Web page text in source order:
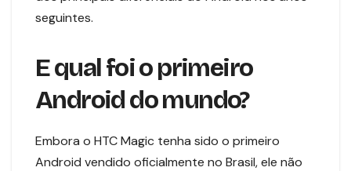
seguintes.
E qual foi o primeiro
Android do mundo?
Embora o HTC Magic tenha sido o primeiro
Android vendido oficialmente no Brasil, ele não